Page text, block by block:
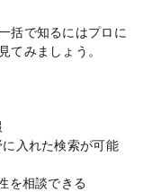
括で知るにはプロに
てみましょう。
入れた検索が可能
を相談できる